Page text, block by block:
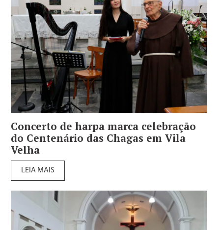
Concerto de harpa marca celebração
do Centenário das Chagas em Vila
Velha
LEIA MAIS